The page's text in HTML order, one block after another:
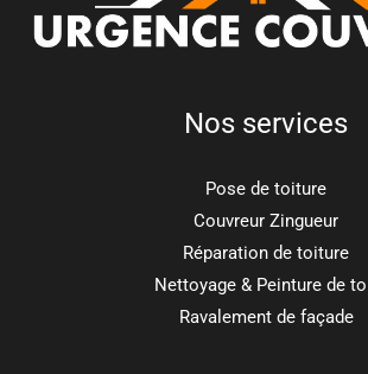
Nos services
Pose de toiture
Couvreur Zingueur
Réparation de toiture
Nettoyage & Peinture de
Ravalement de façade